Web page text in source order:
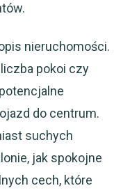
nieruchomości.
pokoi czy
do centrum.
suchych
jak spokojne
cech, które